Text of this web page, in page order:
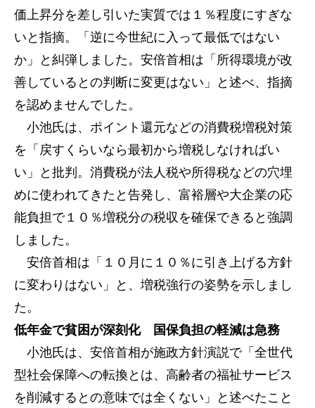
価上昇分を差し引いた実質では１％程度にすぎな
いと指摘。「逆に今世紀に入って最低ではない
か」と糾弾しました。安倍首相は「所得環境が改
善しているとの判断に変更はない」と述べ、指摘
を認めませんでした。
小池氏は、ポイント還元などの消費税増税対策
を「戻すくらいなら最初から増税しなければい
い」と批判。消費税が法人税や所得税などの穴埋
めに使われてきたと告発し、富裕層や大企業の応
能負担で１０％増税分の税収を確保できると強調
しました。
安倍首相は「１０月に１０％に引き上げる方針
に変わりはない」と、増税強行の姿勢を示しまし
た。
低年金で貧困が深刻化 国保負担の軽減は急務
小池氏は、安倍首相が施政方針演説で「全世代
型社会保障への転換とは、高齢者の福祉サービス
を削減するとの意味では全くない」と述べたこと